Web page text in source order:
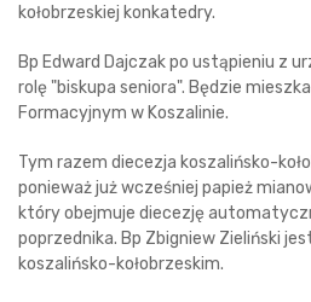
kołobrzeskiej konkatedry.
Bp Edward Dajczak po ustąpieniu z
rolę "biskupa seniora". Będzie
Formacyjnym w Koszalinie.
Tym razem diecezja koszalińsko-
ponieważ już wcześniej papież
który obejmuje diecezję
poprzednika. Bp Zbigniew Zieliński
koszalińsko-kołobrzeskim.